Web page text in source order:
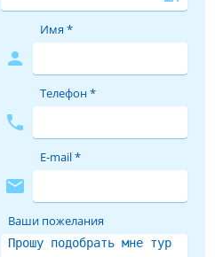
person
Имя *
phone
Телефон *
mail
E-mail *
Ваши пожелания